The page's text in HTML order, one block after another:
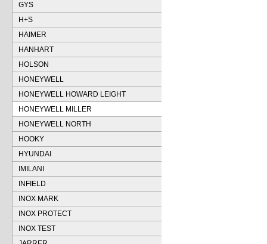
GYS
H+S
HAIMER
HANHART
HOLSON
HONEYWELL
HONEYWELL HOWARD LEIGHT
HONEYWELL MILLER
HONEYWELL NORTH
HOOKY
HYUNDAI
IMILANI
INFIELD
INOX MARK
INOX PROTECT
INOX TEST